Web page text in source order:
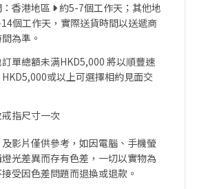
香港地區
約5-7個工作天；其他地
個工作天，實際送貨時間以送遞商
為準。
單總額未满HKD5,000 將以順豐速
或以上可選擇相約見面交
指尺寸一次
影片僅供參考，如因電腦、手機螢
光差異而存有色差，一切以實物為
受因色差問題而退換或退款。